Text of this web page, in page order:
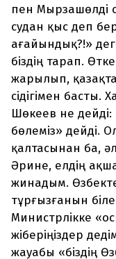
пен Мырзашөлді
судан қыс деп
ағайындық?!»
біздің тарап.
жарылып,
сідігімен
Шөкеев не
бөлеміз» дейді.
қалтасынан ба,
Әрине, елдің
жинадым.
тұрғызғанын
Министрлікке
жіберіңіздер
жауабы «біздің